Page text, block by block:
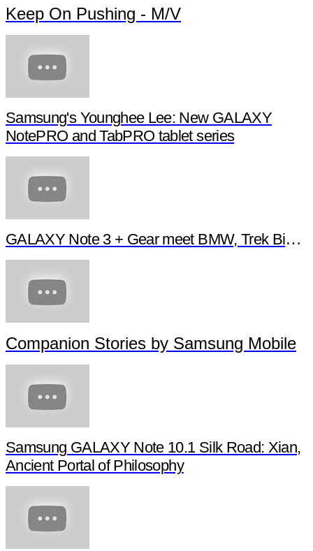
4G Galaxy S4 Mini
* SAMSUNG en anglais :
Keep On Pushing - M/V
Samsung's Younghee Lee: New GALAXY
NotePRO and TabPRO tablet series
GALAXY Note 3 + Gear meet BMW, Trek Bikes
Companion Stories by Samsung Mobile